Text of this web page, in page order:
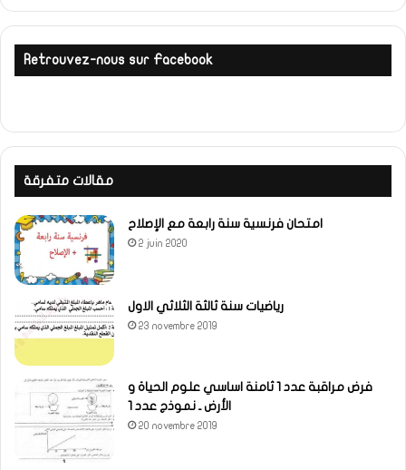
Retrouvez-nous sur Facebook
مقالات متفرقة
امتحان فرنسية سنة رابعة مع الإصلاح
2 juin 2020
رياضيات سنة ثالثة الثلاثي الاول
23 novembre 2019
فرض مراقبة عدد 1 ثامنة اساسي علوم الحياة و
الأرض ـ نموذج عدد 1
20 novembre 2019